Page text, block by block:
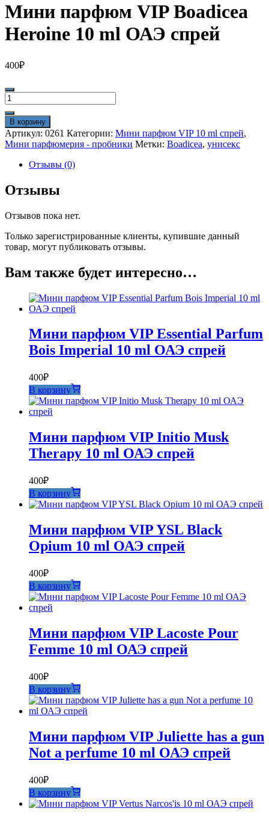
Мини парфюм VIP Boadicea
Heroine 10 ml ОАЭ спрей
400₽
Количество
товара
Мини
парфюм
VIP
Boadicea
Heroine
ml
ОАЭ
В корзину
Артикул: 0261 Категории: Мини парфюм VIP 10 ml спрей,
Мини парфюмерия - пробники Метки: Boadicea, унисекс
Отзывы (0)
Отзывы
Отзывов пока нет.
Только зарегистрированные клиенты, купившие данный
товар, могут публиковать отзывы.
Вам также будет интересно…
Мини парфюм VIP Essential Parfum
Bois Imperial 10 ml ОАЭ спрей
400₽
В корзину
Мини парфюм VIP Initio Musk
Therapy 10 ml ОАЭ спрей
400₽
В корзину
Мини парфюм VIP YSL Black
Opium 10 ml ОАЭ спрей
400₽
В корзину
Мини парфюм VIP Lacoste Pour
Femme 10 ml ОАЭ спрей
400₽
В корзину
Мини парфюм VIP Juliette has a gun
Not a perfume 10 ml ОАЭ спрей
400₽
В корзину